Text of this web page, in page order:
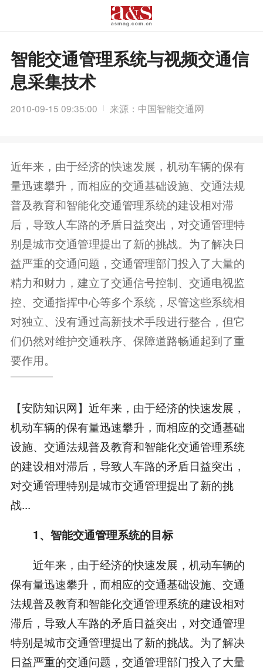
智能交通管理系统与视频交通信
息采集技术
2010-09-15 09:35:00 来源：中国智能交通网
近年来，由于经济的快速发展，机动车辆的保有
量迅速攀升，而相应的交通基础设施、交通法规
普及教育和智能化交通管理系统的建设相对滞
后，导致人车路的矛盾日益突出，对交通管理特
别是城市交通管理提出了新的挑战。为了解决日
益严重的交通问题，交通管理部门投入了大量的
精力和财力，建立了交通信号控制、交通电视监
控、交通指挥中心等多个系统，尽管这些系统相
对独立、没有通过高新技术手段进行整合，但它
们仍然对维护交通秩序、保障道路畅通起到了重
要作用。
【安防知识网】近年来，由于经济的快速发展，
机动车辆的保有量迅速攀升，而相应的交通基础
设施、交通法规普及教育和智能化交通管理系统
的建设相对滞后，导致人车路的矛盾日益突出，
对交通管理特别是城市交通管理提出了新的挑
战...
1、智能交通管理系统的目标
近年来，由于经济的快速发展，机动车辆的
保有量迅速攀升，而相应的交通基础设施、交通
法规普及教育和智能化交通管理系统的建设相对
滞后，导致人车路的矛盾日益突出，对交通管理
特别是城市交通管理提出了新的挑战。为了解决
日益严重的交通问题，交通管理部门投入了大量